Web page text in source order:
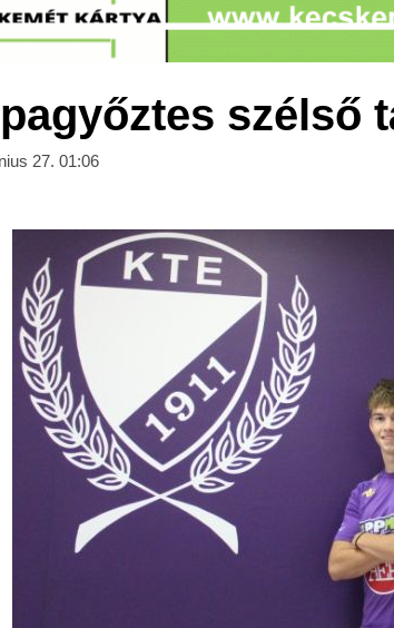
szélső
27. 01:06